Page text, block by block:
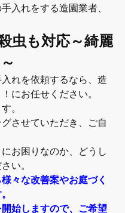
入れをする造園業者、
虫も対応～綺麗
れを依頼するなら、造
にお任せください。
。
させていただき、ご自
お困りなのか、どうし
い。
々な改善案やお庭づく
始しますので、ご希望